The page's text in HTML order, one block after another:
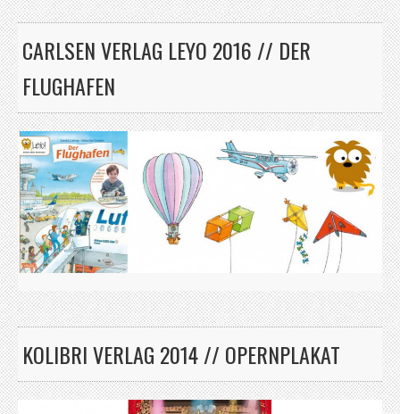
CARLSEN VERLAG LEYO 2016 // DER
FLUGHAFEN
KOLIBRI VERLAG 2014 // OPERNPLAKAT